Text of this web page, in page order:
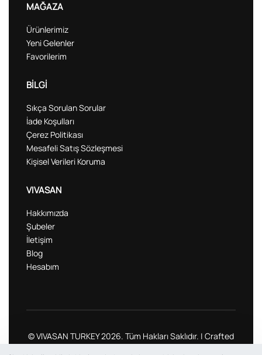
MAĞAZA
Ürünlerimiz
Yeni Gelenler
Favorilerim
BİLGİ
Sıkça Sorulan Sorular
İade Koşulları
Çerez Politikası
Mesafeli Satış Sözleşmesi
Kişisel Verileri Koruma
VIVASAN
Hakkımızda
Şubeler
İletişim
Blog
Hesabım
© VIVASAN TURKEY 2026. Tüm Hakları Saklıdır. | Crafted